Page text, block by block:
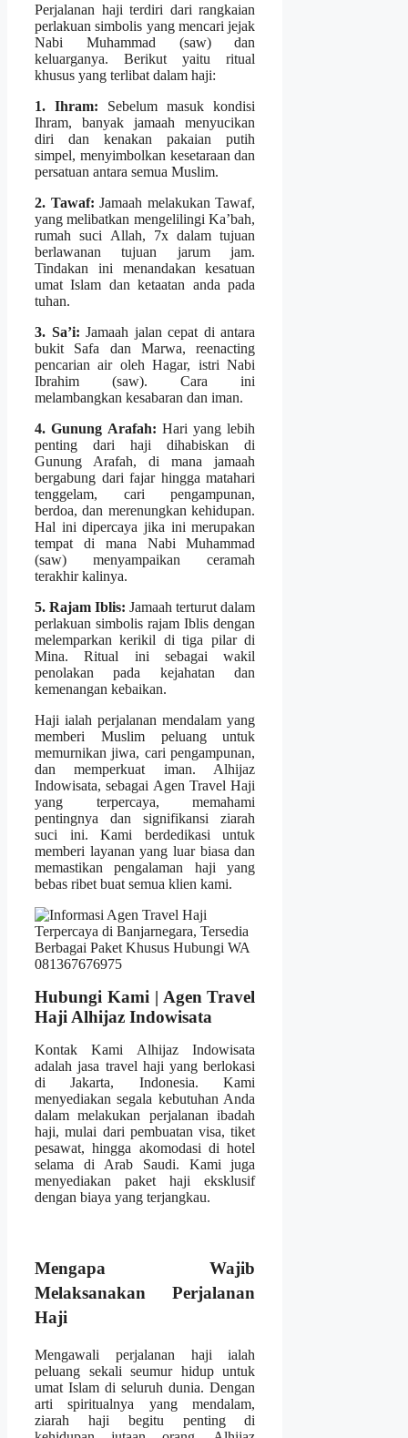
Perjalanan haji terdiri dari rangkaian
perlakuan simbolis yang mencari jejak
Nabi Muhammad (saw) dan
keluarganya. Berikut yaitu ritual
khusus yang terlibat dalam haji:
1. Ihram: Sebelum masuk kondisi
Ihram, banyak jamaah menyucikan
diri dan kenakan pakaian putih
simpel, menyimbolkan kesetaraan dan
persatuan antara semua Muslim.
2. Tawaf: Jamaah melakukan Tawaf,
yang melibatkan mengelilingi Ka’bah,
rumah suci Allah, 7x dalam tujuan
berlawanan tujuan jarum jam.
Tindakan ini menandakan kesatuan
umat Islam dan ketaatan anda pada
tuhan.
3. Sa’i: Jamaah jalan cepat di antara
bukit Safa dan Marwa, reenacting
pencarian air oleh Hagar, istri Nabi
Ibrahim (saw). Cara ini
melambangkan kesabaran dan iman.
4. Gunung Arafah: Hari yang lebih
penting dari haji dihabiskan di
Gunung Arafah, di mana jamaah
bergabung dari fajar hingga matahari
tenggelam, cari pengampunan,
berdoa, dan merenungkan kehidupan.
Hal ini dipercaya jika ini merupakan
tempat di mana Nabi Muhammad
(saw) menyampaikan ceramah
terakhir kalinya.
5. Rajam Iblis: Jamaah terturut dalam
perlakuan simbolis rajam Iblis dengan
melemparkan kerikil di tiga pilar di
Mina. Ritual ini sebagai wakil
penolakan pada kejahatan dan
kemenangan kebaikan.
Haji ialah perjalanan mendalam yang
memberi Muslim peluang untuk
memurnikan jiwa, cari pengampunan,
dan memperkuat iman. Alhijaz
Indowisata, sebagai Agen Travel Haji
yang terpercaya, memahami
pentingnya dan signifikansi ziarah
suci ini. Kami berdedikasi untuk
memberi layanan yang luar biasa dan
memastikan pengalaman haji yang
bebas ribet buat semua klien kami.
Hubungi Kami | Agen Travel
Haji Alhijaz Indowisata
Kontak Kami Alhijaz Indowisata
adalah jasa travel haji yang berlokasi
di Jakarta, Indonesia. Kami
menyediakan segala kebutuhan Anda
dalam melakukan perjalanan ibadah
haji, mulai dari pembuatan visa, tiket
pesawat, hingga akomodasi di hotel
selama di Arab Saudi. Kami juga
menyediakan paket haji eksklusif
dengan biaya yang terjangkau.
Mengapa Wajib
Melaksanakan Perjalanan
Haji
Mengawali perjalanan haji ialah
peluang sekali seumur hidup untuk
umat Islam di seluruh dunia. Dengan
arti spiritualnya yang mendalam,
ziarah haji begitu penting di